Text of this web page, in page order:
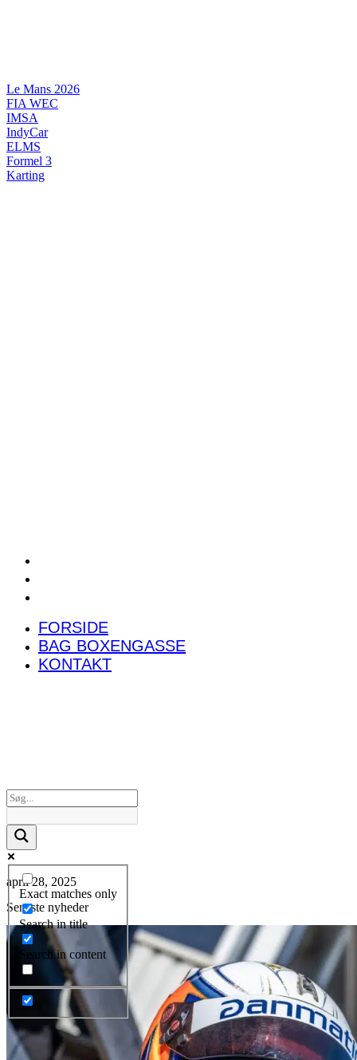
Le Mans 2026
FIA WEC
IMSA
IndyCar
ELMS
Formel 3
Karting
FORSIDE
BAG BOXENGASSE
KONTAKT
Exact matches only
Search in title
Search in content
april 28, 2025
Seneste nyheder